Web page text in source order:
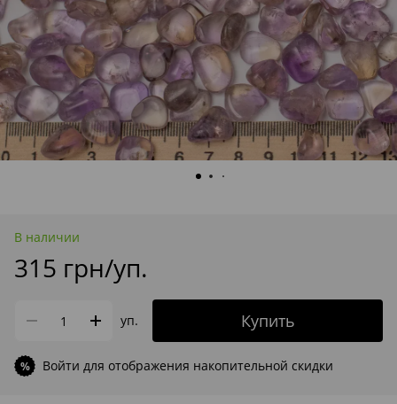
В наличии
315 грн/уп.
уп. Купить
% Войти для отображения накопительной скидки